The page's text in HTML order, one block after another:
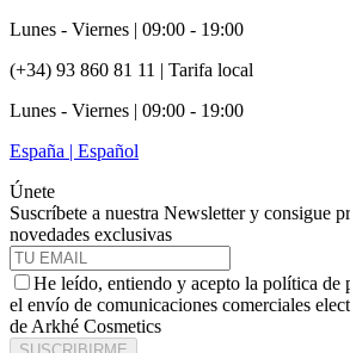
Lunes - Viernes | 09:00 - 19:00
(+34) 93 860 81 11 | Tarifa local
Lunes - Viernes | 09:00 - 19:00
España | Español
Únete
Suscríbete a nuestra Newsletter y consigue
novedades exclusivas
He leído, entiendo y acepto la política de
el envío de comunicaciones comerciales
de Arkhé Cosmetics